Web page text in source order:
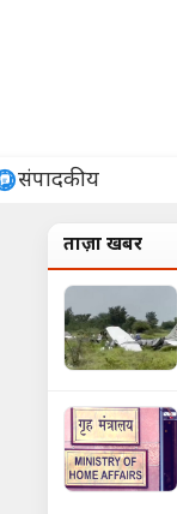
संपादकीय
ताज़ा खबरें